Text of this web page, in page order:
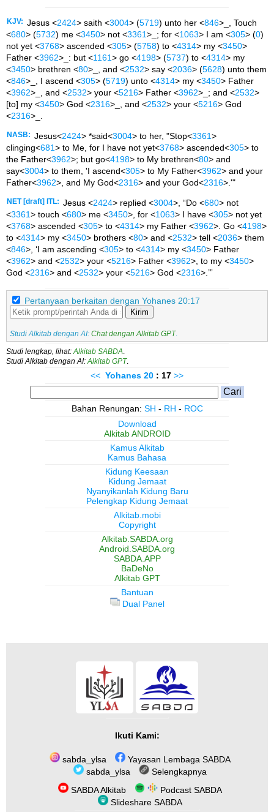
KJV: Jesus <2424> saith <3004> (5719) unto her <846>_, Touch
<680> (5732) me <3450> not <3361>_; for <1063> I am <305> (0)
not yet <3768> ascended <305> (5758) to <4314> my <3450>
Father <3962>_: but <1161> go <4198> (5737) to <4314> my
<3450> brethren <80>_, and <2532> say <2036> (5628) unto them
<846>_, I ascend <305> (5719) unto <4314> my <3450> Father
<3962>_, and <2532> your <5216> Father <3962>_; and <2532>
[to] my <3450> God <2316>_, and <2532> your <5216> God
<2316>_.
NASB: Jesus<2424> *said<3004> to her, "Stop<3361>
clinging<681> to Me, for I have not yet<3768> ascended<305> to
the Father<3962>; but go<4198> to My brethren<80> and
say<3004> to them, 'I ascend<305> to My Father<3962> and your
Father<3962>, and My God<2316> and your God<2316>.'"
NET [draft] ITL: Jesus <2424> replied <3004>, “Do <680> not
<3361> touch <680> me <3450>, for <1063> I have <305> not yet
<3768> ascended <305> to <4314> my Father <3962>. Go <4198>
to <4314> my <3450> brothers <80> and <2532> tell <2036> them
<846>, ‘I am ascending <305> to <4314> my <3450> Father
<3962> and <2532> your <5216> Father <3962>, to my <3450>
God <2316> and <2532> your <5216> God <2316>.’”
Pertanyaan berkaitan dengan Yohanes 20:17
Kirim
Studi Alkitab dengan AI: Chat dengan Alkitab GPT.
Studi lengkap, lihat: Alkitab SABDA
Studi Alkitab dengan AI: Alkitab GPT.
<< Yohanes 20 : 17 >>
Bahan Renungan: SH - RH - ROC
Download
Alkitab ANDROID
Kamus Alkitab
Kamus Bahasa
Kidung Keesaan
Kidung Jemaat
Nyanyikanlah Kidung Baru
Pelengkap Kidung Jemaat
Alkitab.mobi
Copyright
Alkitab.SABDA.org
Android.SABDA.org
SABDA.APP
BaDeNo
Alkitab GPT
Bantuan
Dual Panel
Ikuti Kami:
sabda_ylsa
Yayasan Lembaga SABDA
sabda_ylsa
Selengkapnya
SABDA Alkitab
Podcast SABDA
Slideshare SABDA